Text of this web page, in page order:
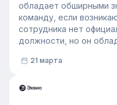
обладает обширными
команду, если
сотрудника нет
должности, но он
неформальный лидер
процессы в компании и
21 марта